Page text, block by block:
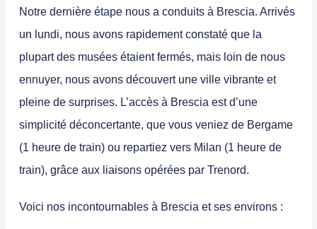
Notre dernière étape nous a conduits à Brescia. Arrivés
un lundi, nous avons rapidement constaté que la
plupart des musées étaient fermés, mais loin de nous
ennuyer, nous avons découvert une ville vibrante et
pleine de surprises. L’accès à Brescia est d’une
simplicité déconcertante, que vous veniez de Bergame
(1 heure de train) ou repartiez vers Milan (1 heure de
train), grâce aux liaisons opérées par Trenord.
Voici nos incontournables à Brescia et ses environs :